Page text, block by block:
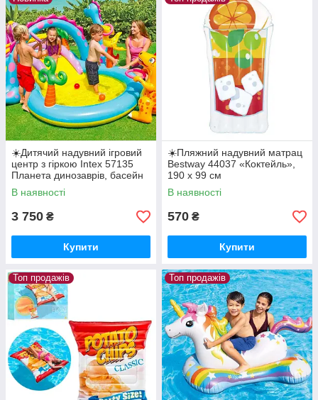
☀️Дитячий надувний ігровий
центр з гіркою Intex 57135
Планета динозаврів, басейн
В наявності
3 750 ₴
Купити
☀️Пляжний надувний матрац
Bestway 44037 «Коктейль»,
190 х 99 см
В наявності
570 ₴
Купити
Топ продажів Топ продажів